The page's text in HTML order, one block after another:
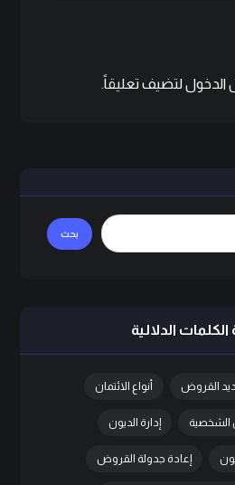
لتضيف تعليقاً.
الدلالية
القروض أنواع الائتمان
الشخصية إدارة الديون
إعادة جدولة القروض